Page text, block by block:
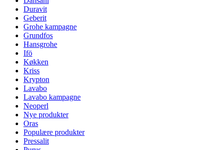
Duravit
Geberit
Grohe kampagne
Grundfos
Hansgrohe
Ifö
Køkken
Kriss
Krypton
Lavabo
Lavabo kampagne
Neoperl
Nye produkter
Oras
Populære produkter
Pressalit